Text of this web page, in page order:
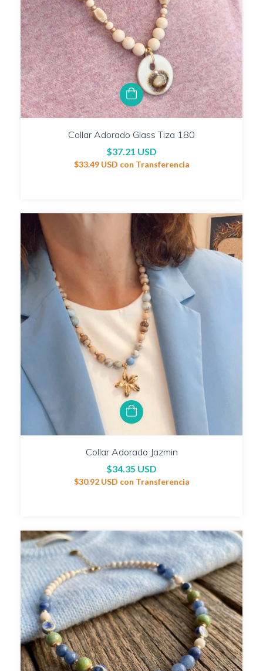
Collar Adorado Glass Tiza 180
$37.21 USD
$33.49 USD con Transferencia
Collar Adorado Jazmin
$34.35 USD
$30.92 USD con Transferencia